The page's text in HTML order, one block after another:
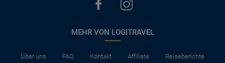
MEHR VON LOGITRAVEL
Über uns FAQ Kontakt Affiliate Reiseberichte